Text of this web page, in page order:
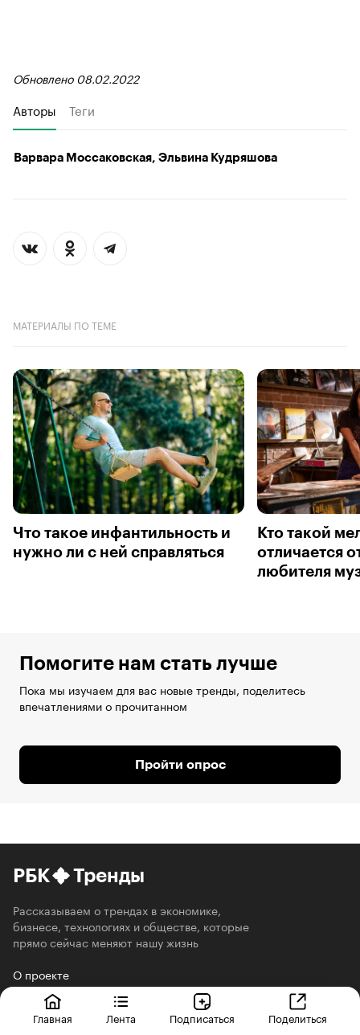
Обновлено 08.02.2022
Авторы Теги
Варвара Моссаковская, Эльвина Кудряшова
МАТЕРИАЛЫ ПО ТЕМЕ
Что такое инфантильность и
нужно ли с ней справляться
Кто такой
отличается
любителя
Помогите нам стать лучше
Пока мы изучаем для вас новые тренды, поделитесь
впечатлениями о прочитанном
Пройти опрос
РБК Тренды
Рассказываем о трендах в экономике,
бизнесе, технологиях и обществе, которые
прямо сейчас меняют нашу жизнь
О проекте
Главная Лента Подписаться Поделиться